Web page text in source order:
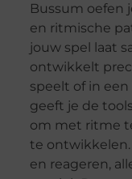
Bussum oefen
en ritmische
jouw spel laat
ontwikkelt
speelt of in
geeft je de
om met ritme
te
en reageren,